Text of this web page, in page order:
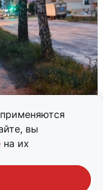
вы
на их